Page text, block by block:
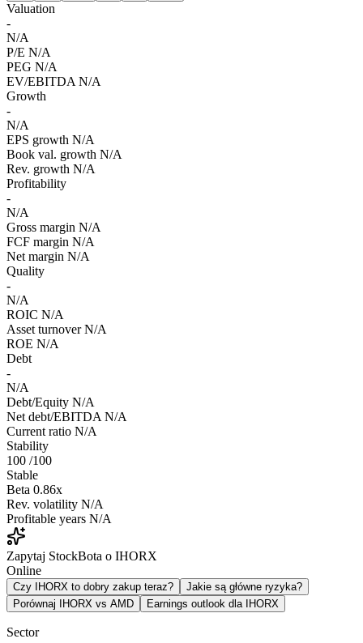
Valuation
-
N/A
P/E N/A
PEG N/A
EV/EBITDA N/A
Growth
-
N/A
EPS growth N/A
Book val. growth N/A
Rev. growth N/A
Profitability
-
N/A
Gross margin N/A
FCF margin N/A
Net margin N/A
Quality
-
N/A
ROIC N/A
Asset turnover N/A
ROE N/A
Debt
-
N/A
Debt/Equity N/A
Net debt/EBITDA N/A
Current ratio N/A
Stability
100 /100
Stable
Beta 0.86x
Rev. volatility N/A
Profitable years N/A
Zapytaj StockBota o IHORX
Online
Czy IHORX to dobry zakup teraz?
Jakie są główne ryzyka?
Porównaj IHORX vs AMD
Earnings outlook dla IHORX
Sector